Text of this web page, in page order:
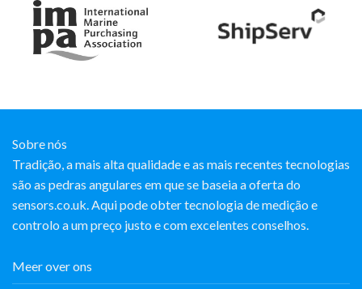
Sobre nós
Tradição, a mais alta qualidade e as mais recentes tecnologias
são as pedras angulares em que se baseia a oferta do
sensors.co.uk. Aqui pode obter tecnologia de medição e
controlo a um preço justo e com excelentes conselhos.
Meer over ons